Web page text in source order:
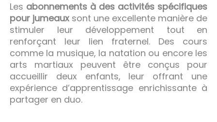
Les abonnements à des activités spécifiques
pour jumeaux sont une excellente manière de
stimuler leur développement tout en
renforçant leur lien fraternel. Des cours
comme la musique, la natation ou encore les
arts martiaux peuvent être conçus pour
accueillir deux enfants, leur offrant une
expérience d’apprentissage enrichissante à
partager en duo.